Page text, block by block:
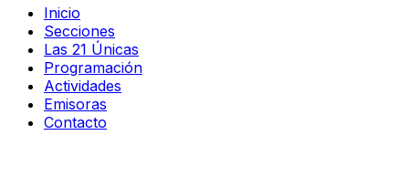
Inicio
Secciones
Las 21 Únicas
Programación
Actividades
Emisoras
Contacto